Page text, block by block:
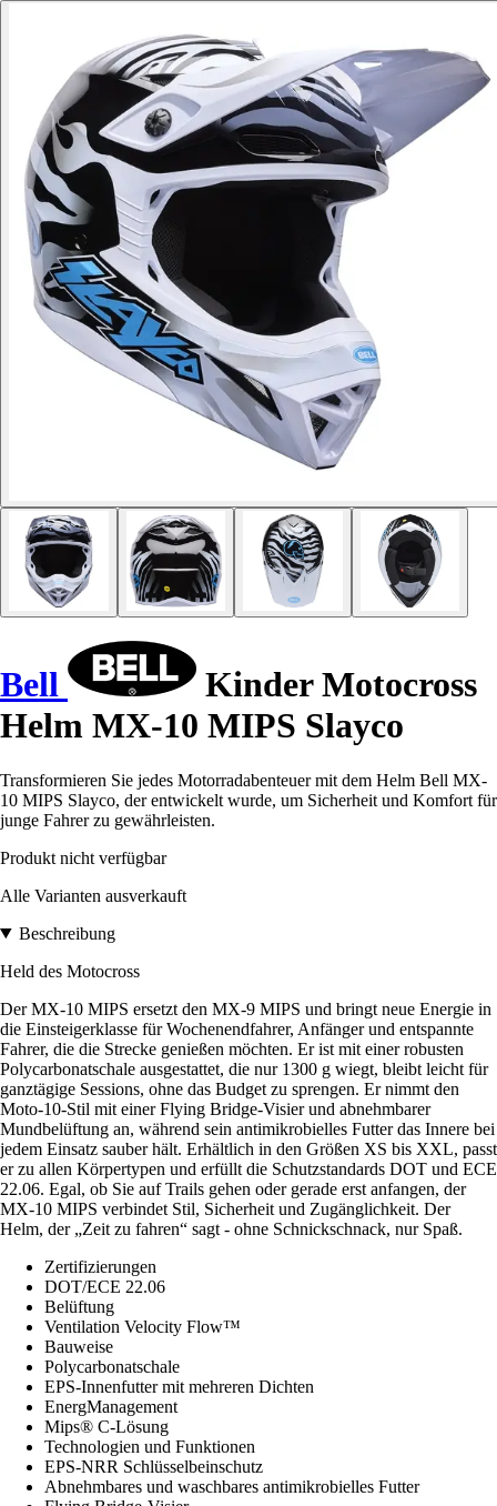
Bell
Kinder Motocross
Helm MX-10 MIPS Slayco
Transformieren Sie jedes Motorradabenteuer mit dem Helm Bell MX-
10 MIPS Slayco, der entwickelt wurde, um Sicherheit und Komfort für
junge Fahrer zu gewährleisten.
Produkt nicht verfügbar
Alle Varianten ausverkauft
Beschreibung
Held des Motocross
Der MX-10 MIPS ersetzt den MX-9 MIPS und bringt neue Energie in
die Einsteigerklasse für Wochenendfahrer, Anfänger und entspannte
Fahrer, die die Strecke genießen möchten. Er ist mit einer robusten
Polycarbonatschale ausgestattet, die nur 1300 g wiegt, bleibt leicht für
ganztägige Sessions, ohne das Budget zu sprengen. Er nimmt den
Moto-10-Stil mit einer Flying Bridge-Visier und abnehmbarer
Mundbelüftung an, während sein antimikrobielles Futter das Innere bei
jedem Einsatz sauber hält. Erhältlich in den Größen XS bis XXL, passt
er zu allen Körpertypen und erfüllt die Schutzstandards DOT und ECE
22.06. Egal, ob Sie auf Trails gehen oder gerade erst anfangen, der
MX-10 MIPS verbindet Stil, Sicherheit und Zugänglichkeit. Der
Helm, der „Zeit zu fahren“ sagt - ohne Schnickschnack, nur Spaß.
Zertifizierungen
DOT/ECE 22.06
Belüftung
Ventilation Velocity Flow™
Bauweise
Polycarbonatschale
EPS-Innenfutter mit mehreren Dichten
EnergManagement
Mips® C-Lösung
Technologien und Funktionen
EPS-NRR Schlüsselbeinschutz
Abnehmbares und waschbares antimikrobielles Futter